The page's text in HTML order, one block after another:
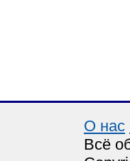
О нас
Всё